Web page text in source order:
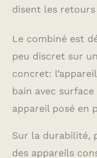
disent les retours
Le combiné est
peu discret sur
concret:
bain avec
appareil posé en
Sur la durabilité,
des appareils